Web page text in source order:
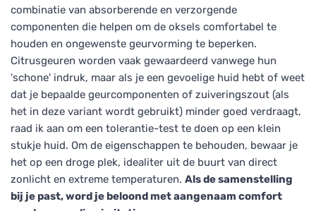
combinatie van absorberende en verzorgende
componenten die helpen om de oksels comfortabel te
houden en ongewenste geurvorming te beperken.
Citrusgeuren worden vaak gewaardeerd vanwege hun
'schone' indruk, maar als je een gevoelige huid hebt of weet
dat je bepaalde geurcomponenten of zuiveringszout (als
het in deze variant wordt gebruikt) minder goed verdraagt,
raad ik aan om een tolerantie-test te doen op een klein
stukje huid. Om de eigenschappen te behouden, bewaar je
het op een droge plek, idealiter uit de buurt van direct
zonlicht en extreme temperaturen. Als de samenstelling
bij je past, word je beloond met aangenaam comfort